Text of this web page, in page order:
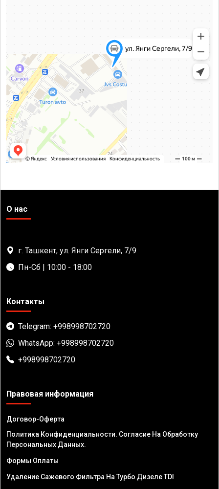
О нас
г. Ташкент, ул. Янги Сергели, 7/9
Пн-Сб | 10:00 - 18:00
Контакты
Telegram: +998998702720
WhatsApp: +998998702720
+998998702720
Правовая информация
Договор-Оферта
Политика Конфиденциальности. Согласие На Обработку
Персональных Данных.
Формы Оплаты
Удаление Сажевого Фильтра На Турбо Дизеле TDI